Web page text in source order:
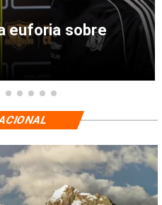
euforia sobre